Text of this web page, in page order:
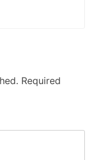
Required